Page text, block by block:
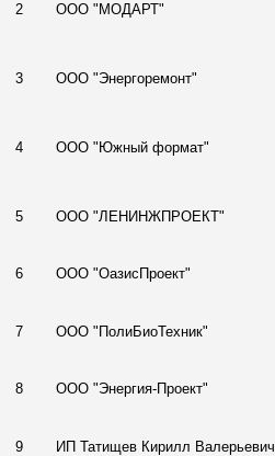
2 ООО "МОДАРТ"
3 ООО "Энергоремонт"
4 ООО "Южный формат"
5 ООО "ЛЕНИНЖПРОЕКТ"
6 ООО "ОазисПроект"
7 ООО "ПолиБиоТехник"
8 ООО "Энергия-Проект"
9 ИП Татищев Кирилл Валерьевич